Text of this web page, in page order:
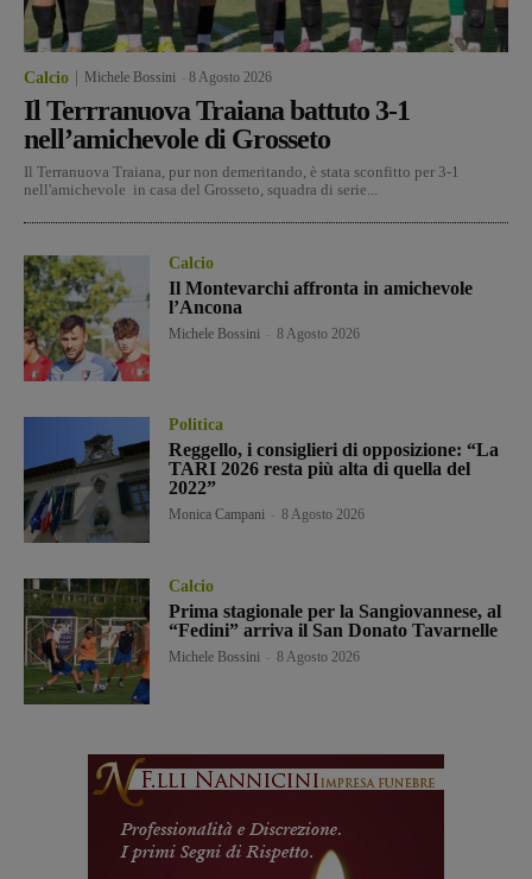
Calcio Michele Bossini 8 Agosto 2026
Il Terrranuova Traiana battuto 3-1
nell’amichevole di Grosseto
Il Terranuova Traiana, pur non demeritando, è stata sconfitto per 3-1
nell'amichevole in casa del Grosseto, squadra di serie...
Calcio
Il Montevarchi affronta in amichevole
l’Ancona
Michele Bossini 8 Agosto 2026
Politica
Reggello, i consiglieri di opposizione: “La
TARI 2026 resta più alta di quella del
2022”
Monica Campani 8 Agosto 2026
Calcio
Prima stagionale per la Sangiovannese, al
“Fedini” arriva il San Donato Tavarnelle
Michele Bossini 8 Agosto 2026